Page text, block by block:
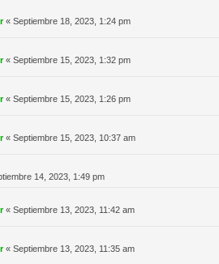
« Septiembre 18, 2023, 1:24 pm
« Septiembre 15, 2023, 1:32 pm
« Septiembre 15, 2023, 1:26 pm
« Septiembre 15, 2023, 10:37 am
14, 2023, 1:49 pm
« Septiembre 13, 2023, 11:42 am
« Septiembre 13, 2023, 11:35 am